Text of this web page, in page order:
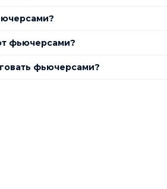
фьючерсами?
фьючерсами?